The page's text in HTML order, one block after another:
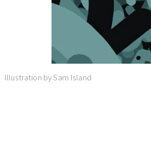
Illustration by Sam Island